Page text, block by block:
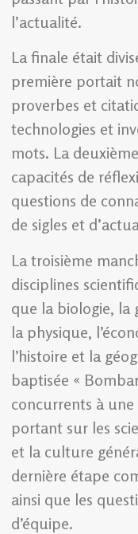
l’actualité.
La finale était
première portait
proverbes et
technologies et
mots. La
capacités de
questions de
de sigles et
La troisième
disciplines
que la biologie, la
la physique,
l’histoire et la
baptisée «
concurrents à
portant sur les
et la culture
dernière étape
ainsi que les
d’équipe.